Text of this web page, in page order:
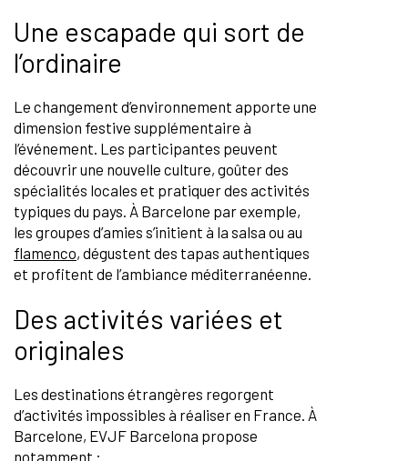
Une escapade qui sort de
l’ordinaire
Le changement d’environnement apporte une
dimension festive supplémentaire à
l’événement. Les participantes peuvent
découvrir une nouvelle culture, goûter des
spécialités locales et pratiquer des activités
typiques du pays. À Barcelone par exemple,
les groupes d’amies s’initient à la salsa ou au
flamenco, dégustent des tapas authentiques
et profitent de l’ambiance méditerranéenne.
Des activités variées et
originales
Les destinations étrangères regorgent
d’activités impossibles à réaliser en France. À
Barcelone, EVJF Barcelona propose
notamment :